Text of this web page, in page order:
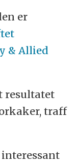
er
& Allied
resultatet
traff
interessant